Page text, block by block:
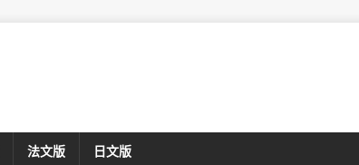
法文版 日文版